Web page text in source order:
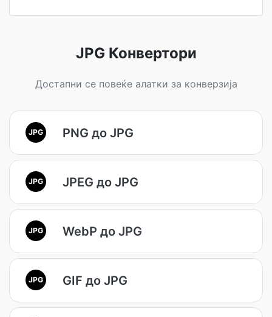
JPG Конвертори
Достапни се повеќе алатки за конверзија
JPG PNG до JPG
JPG JPEG до JPG
JPG WebP до JPG
JPG GIF до JPG